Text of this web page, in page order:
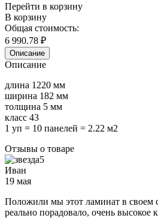
Перейти в корзину
В корзину
Общая стоимость:
6 990.78 ₽
Описание
Описание
длина 1220 мм
ширина 182 мм
толщина 5 мм
класс 43
1 уп = 10 панелей = 2.22 м2
Отзывы о товаре
5
Иван
19 мая
Положили мы этот ламинат в своем
реально порадовало, очень высокое